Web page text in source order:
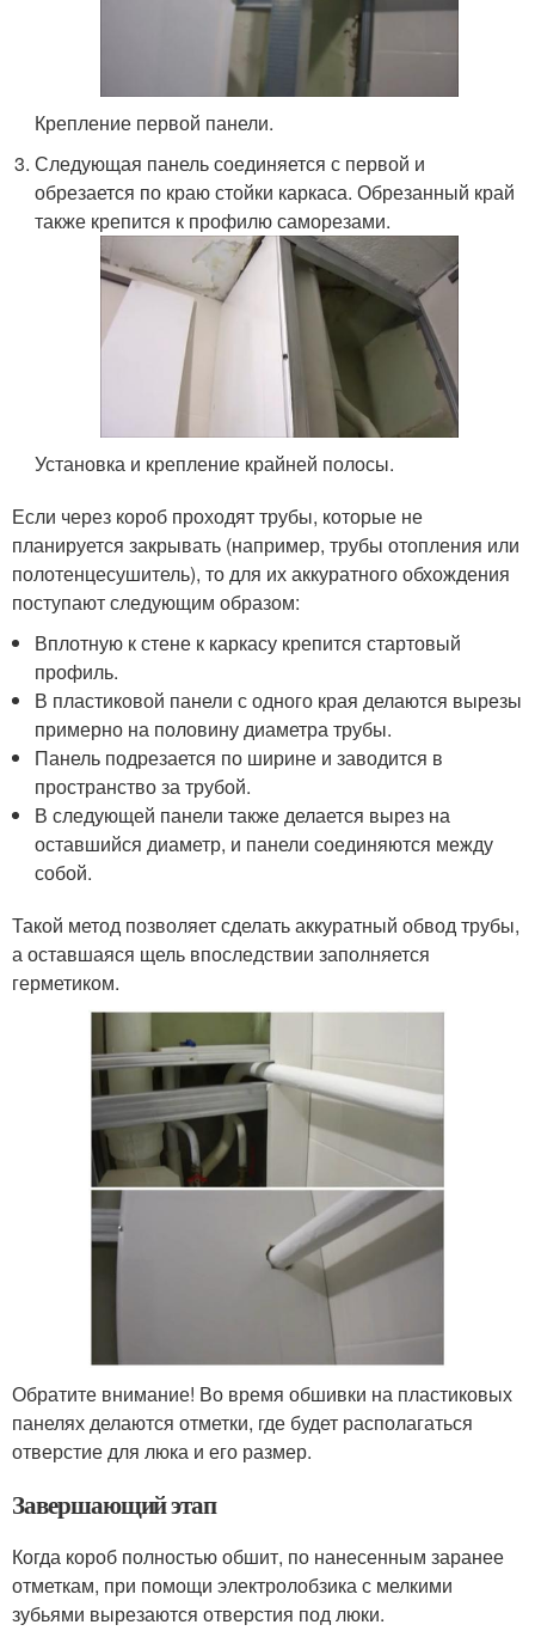
Крепление первой панели.
Следующая панель соединяется с первой и
обрезается по краю стойки каркаса. Обрезанный край
также крепится к профилю саморезами.
Установка и крепление крайней полосы.
Если через короб проходят трубы, которые не
планируется закрывать (например, трубы отопления или
полотенцесушитель), то для их аккуратного обхождения
поступают следующим образом:
Вплотную к стене к каркасу крепится стартовый
профиль.
В пластиковой панели с одного края делаются вырезы
примерно на половину диаметра трубы.
Панель подрезается по ширине и заводится в
пространство за трубой.
В следующей панели также делается вырез на
оставшийся диаметр, и панели соединяются между
собой.
Такой метод позволяет сделать аккуратный обвод трубы,
а оставшаяся щель впоследствии заполняется
герметиком.
Обратите внимание! Во время обшивки на пластиковых
панелях делаются отметки, где будет располагаться
отверстие для люка и его размер.
Завершающий этап
Когда короб полностью обшит, по нанесенным заранее
отметкам, при помощи электролобзика с мелкими
зубьями вырезаются отверстия под люки.